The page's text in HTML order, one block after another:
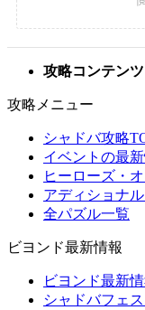
攻略コンテンツ
攻略メニュー
シャドバ攻略
イベントの最
ヒーローズ・
アディショナ
全パズル一覧
ビヨンド最新情報
ビヨンド最新
シャドバフェ